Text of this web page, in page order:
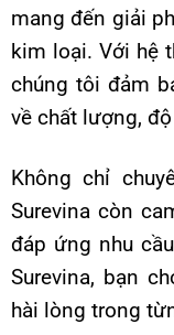
mang đến giải
kim loại. Với hệ
chúng tôi đảm
về chất lượng,
Không chỉ
Surevina còn
đáp ứng nhu
Surevina, bạn
hài lòng trong